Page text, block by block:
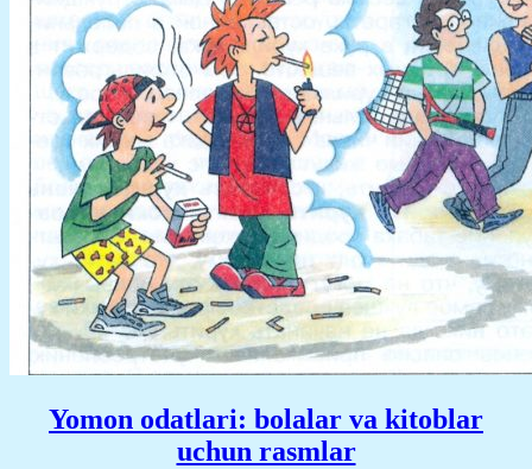
Yomon odatlari: bolalar va kitoblar
uchun rasmlar